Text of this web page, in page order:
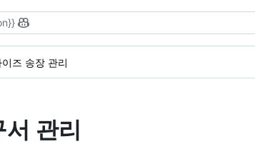
즈 송장 관리
관리